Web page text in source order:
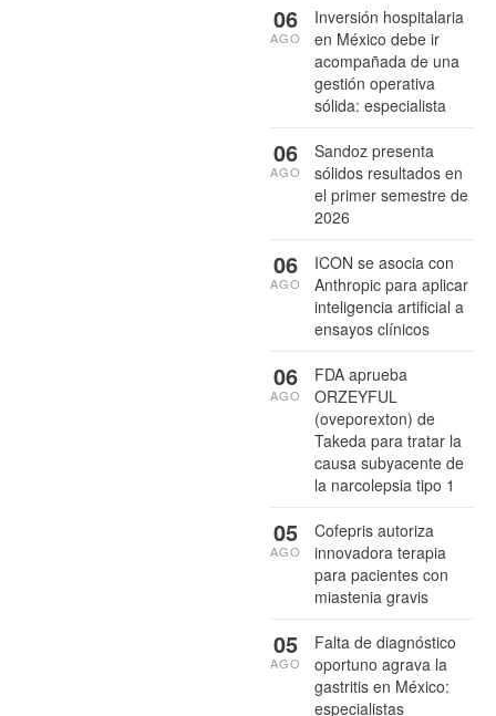
Inversión hospitalaria
en México debe ir
acompañada de una
gestión operativa
sólida: especialista
06
AGO
Sandoz presenta
sólidos resultados en
el primer semestre de
2026
06
AGO
ICON se asocia con
Anthropic para aplicar
inteligencia artificial a
ensayos clínicos
06
AGO
FDA aprueba
ORZEYFUL
(oveporexton) de
Takeda para tratar la
causa subyacente de
la narcolepsia tipo 1
06
AGO
Cofepris autoriza
innovadora terapia
para pacientes con
miastenia gravis
05
AGO
Falta de diagnóstico
oportuno agrava la
gastritis en México:
especialistas
05
AGO